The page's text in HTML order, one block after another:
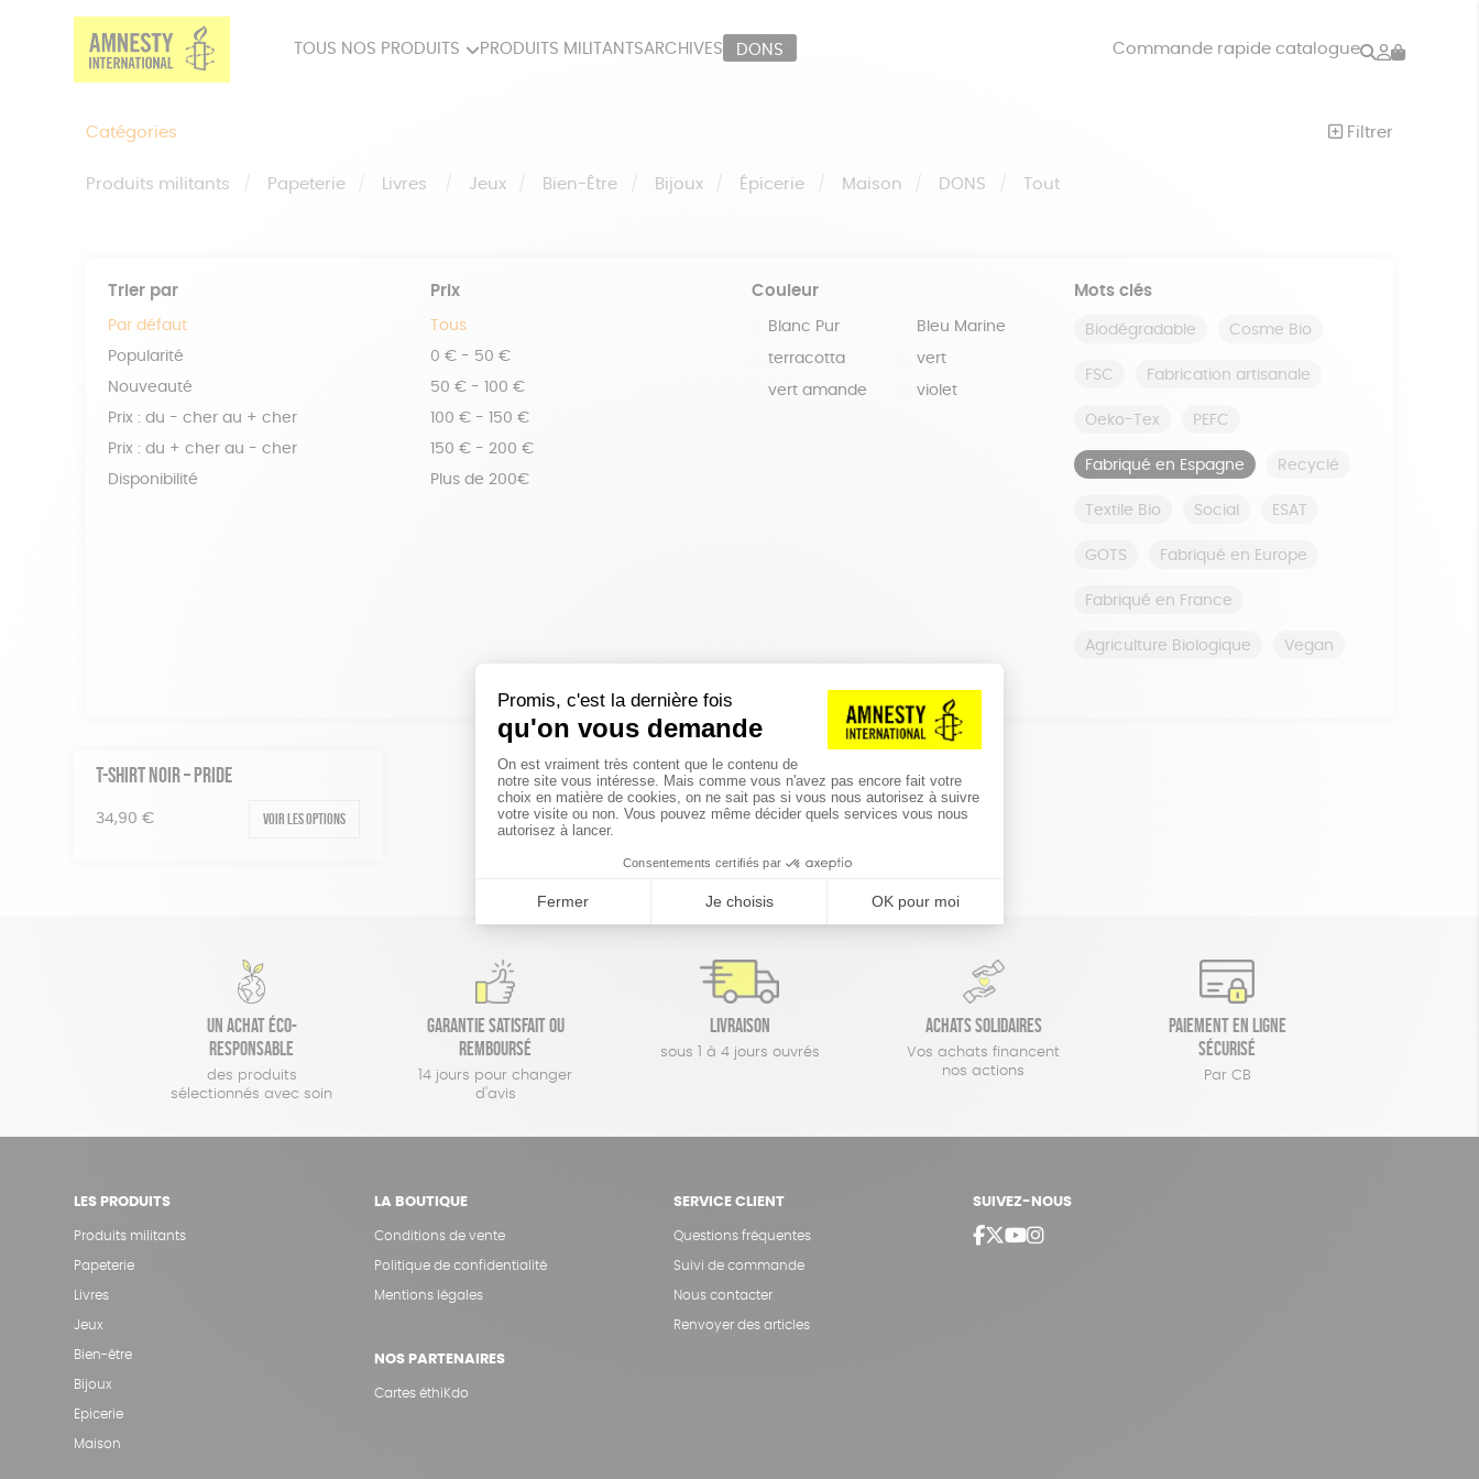
TOUS NOS PRODUITS PRODUITS MILITANTSARCHIVES DONS Commande rapide catalogue Rechercher
Mon
Catégories Filtrer
Produits militants Papeterie Livres Jeux Bien-Être Bijoux Épicerie Maison DONS Tout
Trier par
Par défaut
Popularité
Nouveauté
Prix : du - cher au + cher
Prix : du + cher au - cher
Disponibilité
Prix
Tous
0 € - 50 €
50 € - 100 €
100 € - 150 €
150 € - 200 €
Plus de 200€
Couleur
Blanc Pur Bleu Marine
terracotta vert
vert amande violet
Mots clés
Biodégradable Cosme Bio
FSC Fabrication artisanale
Oeko-Tex PEFC
Fabriqué en Espagne Recyclé
Textile Bio Social ESAT
GOTS Fabriqué en Europe
Fabriqué en France
Agriculture Biologique Vegan
T-SHIRT NOIR – PRIDE
34,90 € Voir les options
Un achat éco-
responsable
des produits
sélectionnés avec soin
Garantie satisfait ou
remboursé
14 jours pour changer
d'avis
Livraison
sous 1 à 4 jours ouvrés
Achats solidaires
Vos achats financent
nos actions
Paiement en ligne
sécurisé
Par CB
LES PRODUITS
Produits militants
Papeterie
Livres
Jeux
Bien-être
Bijoux
Epicerie
Maison
LA BOUTIQUE
Conditions de vente
Politique de confidentialité
Mentions légales
NOS PARTENAIRES
Cartes éthiKdo
SERVICE CLIENT
Questions fréquentes
Suivi de commande
Nous contacter
Renvoyer des articles
SUIVEZ-NOUS